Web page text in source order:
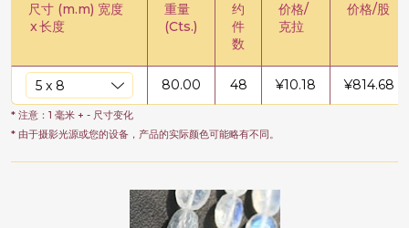
尺寸 (m.m) 宽度
x长度
重量
(Cts.)
约
件
数
价格/
克拉
价格/股
80.00 48 ¥10.18 ¥814.68
* 注意：1 毫米 + - 尺寸变化
* 由于摄影光源或您的设备，产品的实际颜色可能略有不同。